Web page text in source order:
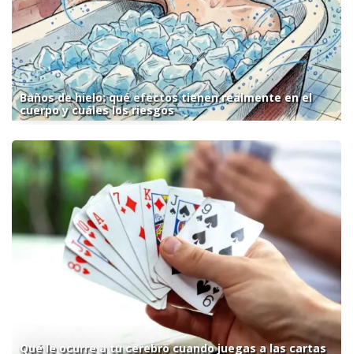
Baños de hielo: qué efectos tienen realmente en el
cuerpo y cuáles los riesgos
Qué le ocurre a tu cerebro cuando juegas a las cartas